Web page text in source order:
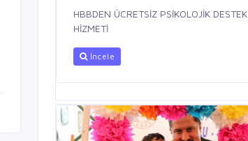
HBBDEN ÜCRETSİZ PSİKOLOJİK DESTEK
HİZMETİ
İncele